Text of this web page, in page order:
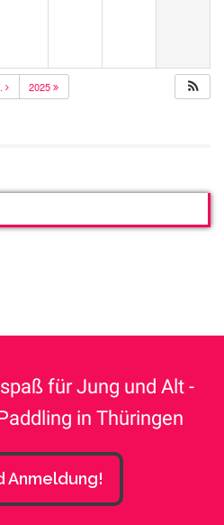
2025
für Jung und Alt -
in Thüringen
Anmeldung!